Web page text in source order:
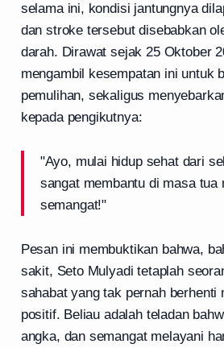
selama ini, kondisi jantungnya
dan stroke tersebut disebabkan
darah. Dirawat sejak 25 Oktober
mengambil kesempatan ini untuk
pemulihan, sekaligus
kepada pengikutnya:
"Ayo, mulai hidup sehat dari
sangat membantu di masa tua
semangat!"
Pesan ini membuktikan bahwa,
sakit, Seto Mulyadi tetaplah
sahabat yang tak pernah berhenti
positif. Beliau adalah teladan
angka, dan semangat melayani